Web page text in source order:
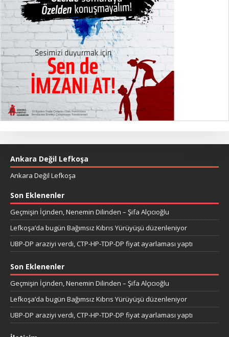
Ankara Değil Lefkoşa
Ankara Değil Lefkoşa
Son Eklenenler
Geçmişin İçinden, Nenemin Dilinden – Şifa Alçıcıoğlu
Lefkoşa’da bugün Bağımsız Kıbrıs Yürüyüşü düzenleniyor
UBP-DP araziyi verdi, CTP-HP-TDP-DP fiyat ayarlaması yaptı
Son Eklenenler
Geçmişin İçinden, Nenemin Dilinden – Şifa Alçıcıoğlu
Lefkoşa’da bugün Bağımsız Kıbrıs Yürüyüşü düzenleniyor
UBP-DP araziyi verdi, CTP-HP-TDP-DP fiyat ayarlaması yaptı